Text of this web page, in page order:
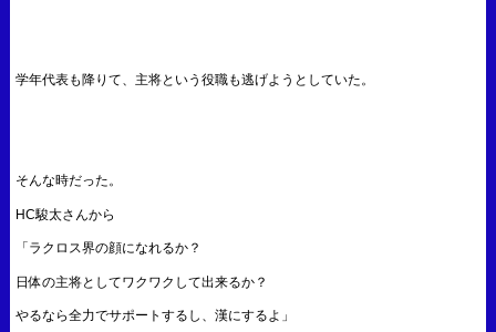
学年代表も降りて、主将という役職も逃げようとしていた。
そんな時だった。
HC駿太さんから
「ラクロス界の顔になれるか？
日体の主将としてワクワクして出来るか？
やるなら全力でサポートするし、漢にするよ」